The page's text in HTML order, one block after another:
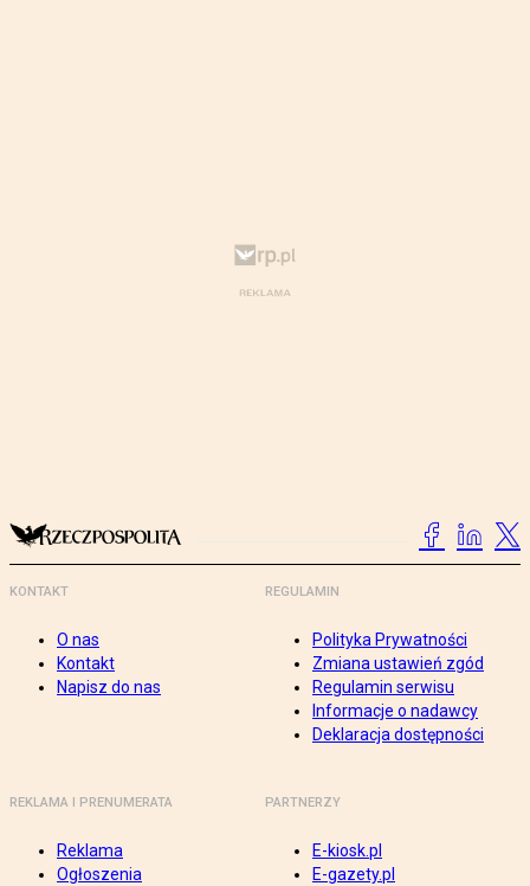
KONTAKT
O nas
Kontakt
Napisz do nas
REGULAMIN
Polityka Prywatności
Zmiana ustawień zgód
Regulamin serwisu
Informacje o nadawcy
Deklaracja dostępności
REKLAMA I PRENUMERATA
Reklama
Ogłoszenia
PARTNERZY
E-kiosk.pl
E-gazety.pl